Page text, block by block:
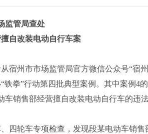
监管局查处
自改装电动自行车案
宿州市市场监管局官方微信公众号“宿
拳”行动第四批典型案例。其中案例4的
车销售部经营擅自改装电动自行车的违
四轮车专项检查，发现段某电动车销售